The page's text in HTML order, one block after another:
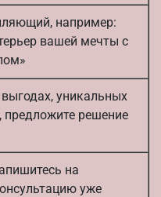
например:
вашей мечты с
уникальных
предложите решение
на
уже